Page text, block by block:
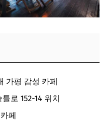
가평 감성 카페
로 152-14 위치
페